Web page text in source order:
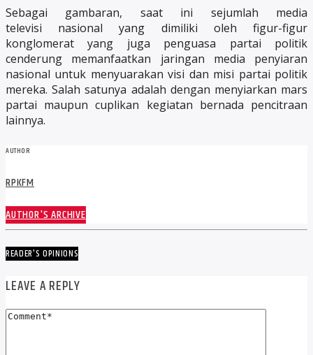
Sebagai gambaran, saat ini sejumlah media
televisi nasional yang dimiliki oleh figur-figur
konglomerat yang juga penguasa partai politik
cenderung memanfaatkan jaringan media penyiaran
nasional untuk menyuarakan visi dan misi partai politik
mereka. Salah satunya adalah dengan menyiarkan mars
partai maupun cuplikan kegiatan bernada pencitraan
lainnya.
AUTHOR
RPKFM
AUTHOR'S ARCHIVE
READER'S OPINIONS
LEAVE A REPLY